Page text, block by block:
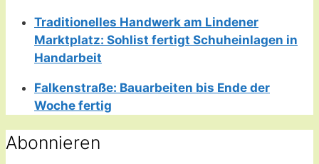
Traditionelles Handwerk am Lindener
Marktplatz: Sohlist fertigt Schuheinlagen in
Handarbeit
Falkenstraße: Bauarbeiten bis Ende der
Woche fertig
Abonnieren